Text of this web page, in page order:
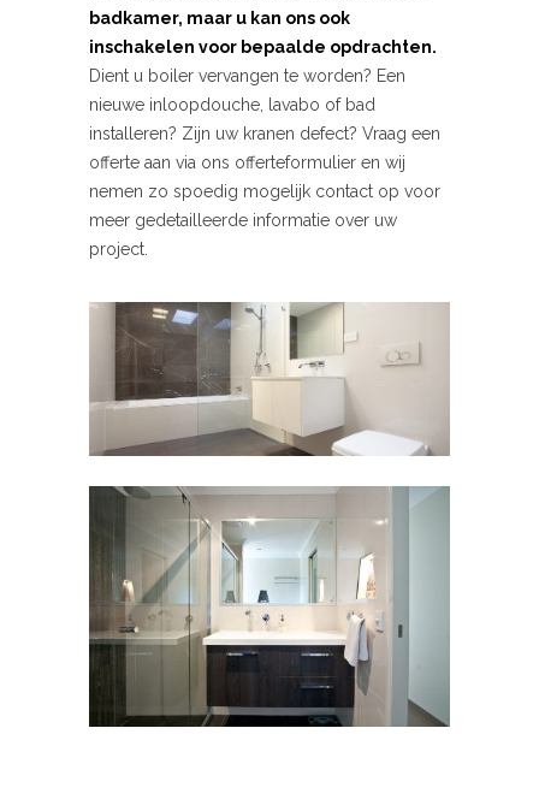
badkamer, maar u kan ons ook
inschakelen voor bepaalde opdrachten.
Dient u boiler vervangen te worden? Een
nieuwe inloopdouche, lavabo of bad
installeren? Zijn uw kranen defect? Vraag een
offerte aan via ons offerteformulier en wij
nemen zo spoedig mogelijk contact op voor
meer gedetailleerde informatie over uw
project.